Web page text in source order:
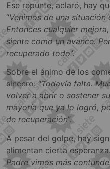
Ese repunte, aclaró, hay
“Venimos de una
Entonces cualquier
siente como un avance.
recuperado todo”.
Sobre el ánimo de los
sincero: “Todavía falta.
volver a abrir o sostener
mayoría que ya lo logró,
de recuperación”.
A pesar del golpe, hay
alimentan cierta
Padre vimos más